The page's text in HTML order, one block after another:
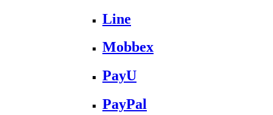
Line
Mobbex
PayU
PayPal